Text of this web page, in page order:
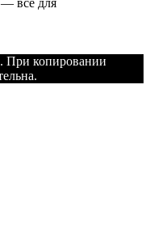
— всё для
При копировании